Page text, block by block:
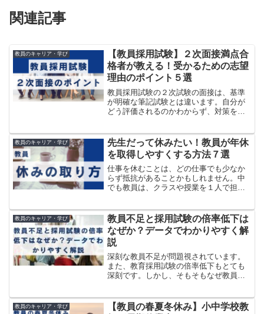
関連記事
教員のキャリア・学び
【教員採用試験】２次面接満点合
格者が教える！受かるための志望
理由のポイント５選
教員採用試験の２次試験の面接は、基準
が明確な筆記試験とは違います。自分が
どう評価されるのかわからず、対策を立
用試験に合格し、個人面接では５段階中
の最高評価だった私が、受...
教員のキャリア・学び
先生だって休みたい！教員が年休
を取得しやすくする方法７選
仕事を休むことは、どの仕事でも少なか
らず抵抗があることかもしれません。中
でも教員は、クラスや授業を１人で担当
し、休みを取ることは当然の権利であ
り、実際に休みを取る方も多...
教員のキャリア・学び
教員不足と採用試験の倍率低下は
なぜか？データでわかりやすく解
説
深刻な教員不足が問題視されています。
また、教育採用試験の倍率低下もとても
深刻です。しかし、そもそもなぜ教員不
踏まえてわかりやすく解説し、私なりの
教員のキャリア・学び
【教員の春夏冬休み】小中学校教